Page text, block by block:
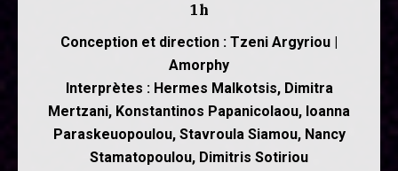
1h
Conception et direction : Tzeni Argyriou |
Amorphy
Interprètes : Hermes Malkotsis, Dimitra
Mertzani, Konstantinos Papanicolaou, Ioanna
Paraskeuopoulou, Stavroula Siamou, Nancy
Stamatopoulou, Dimitris Sotiriou